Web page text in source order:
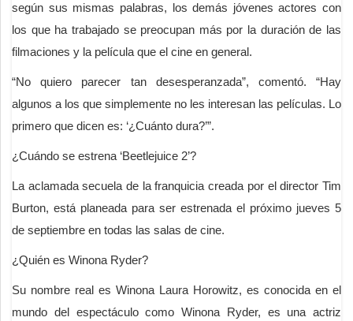
según sus mismas palabras, los demás jóvenes actores con
los que ha trabajado se preocupan más por la duración de las
filmaciones y la película que el cine en general.
“No quiero parecer tan desesperanzada”, comentó. “Hay
algunos a los que simplemente no les interesan las películas. Lo
primero que dicen es: ‘¿Cuánto dura?’”.
¿Cuándo se estrena ‘Beetlejuice 2’?
La aclamada secuela de la franquicia creada por el director Tim
Burton, está planeada para ser estrenada el próximo jueves 5
de septiembre en todas las salas de cine.
¿Quién es Winona Ryder?
Su nombre real es Winona Laura Horowitz, ​es conocida en el
mundo del espectáculo como Winona Ryder, es una actriz